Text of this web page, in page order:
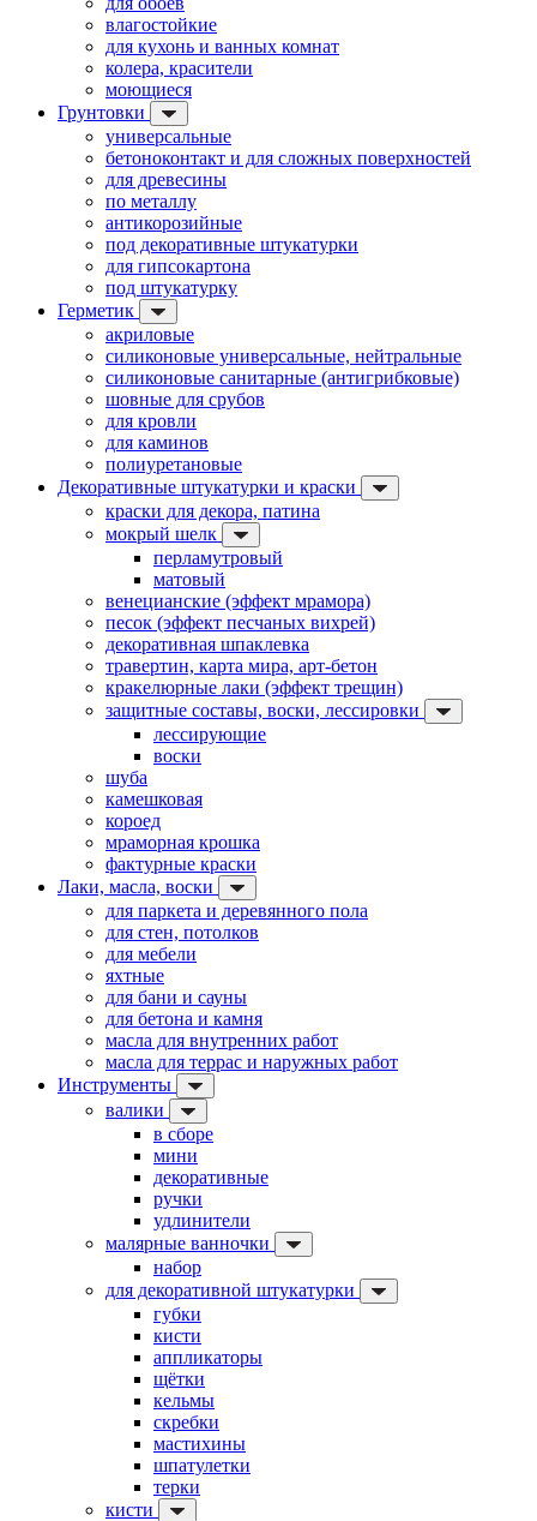
влагостойкие
для кухонь и ванных комнат
колера, красители
моющиеся
Грунтовки
универсальные
бетоноконтакт и для сложных поверхностей
для древесины
по металлу
антикорозийные
под декоративные штукатурки
для гипсокартона
под штукатурку
Герметик
акриловые
силиконовые универсальные, нейтральные
силиконовые санитарные (антигрибковые)
шовные для срубов
для кровли
для каминов
полиуретановые
Декоративные штукатурки и краски
краски для декора, патина
мокрый шелк
перламутровый
матовый
венецианские (эффект мрамора)
песок (эффект песчаных вихрей)
декоративная шпаклевка
травертин, карта мира, арт-бетон
кракелюрные лаки (эффект трещин)
защитные составы, воски, лессировки
лессирующие
воски
шуба
камешковая
короед
мраморная крошка
фактурные краски
Лаки, масла, воски
для паркета и деревянного пола
для стен, потолков
для мебели
яхтные
для бани и сауны
для бетона и камня
масла для внутренних работ
масла для террас и наружных работ
Инструменты
валики
в сборе
мини
декоративные
ручки
удлинители
малярные ванночки
набор
для декоративной штукатурки
губки
кисти
аппликаторы
щётки
кельмы
скребки
мастихины
шпатулетки
терки
кисти